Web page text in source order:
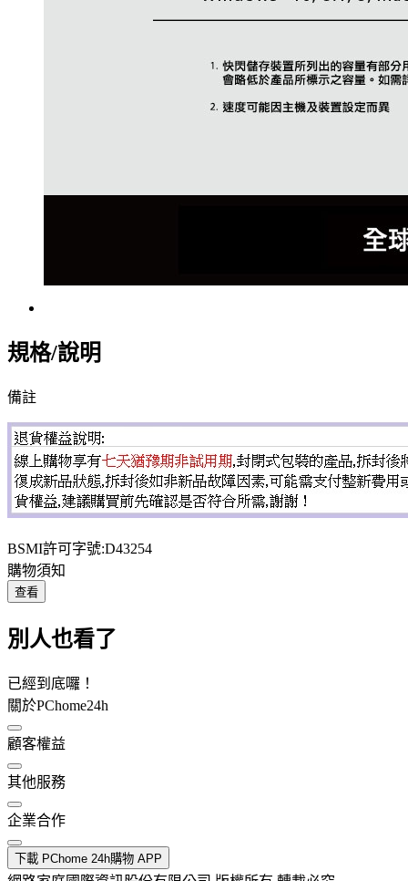
規格/說明
備註
BSMI許可字號:D43254
購物須知
查看
別人也看了
已經到底囉！
關於PChome24h
顧客權益
其他服務
企業合作
下載 PChome 24h購物 APP